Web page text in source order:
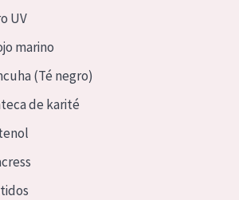
UV
marino
(Té negro)
de karité